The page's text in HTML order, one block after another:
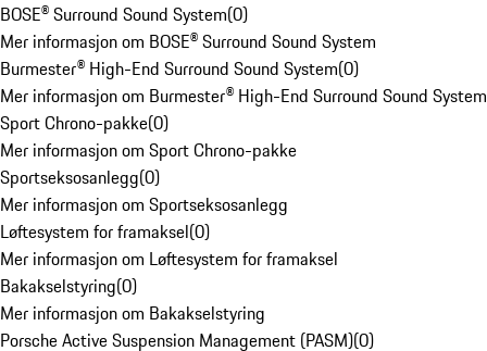
BOSE® Surround Sound System(0)
Mer informasjon om BOSE® Surround Sound System
Burmester® High-End Surround Sound System(0)
Mer informasjon om Burmester® High-End Surround Sound System
Sport Chrono-pakke(0)
Mer informasjon om Sport Chrono-pakke
Sportseksosanlegg(0)
Mer informasjon om Sportseksosanlegg
Løftesystem for framaksel(0)
Mer informasjon om Løftesystem for framaksel
Bakakselstyring(0)
Mer informasjon om Bakakselstyring
Porsche Active Suspension Management (PASM)(0)